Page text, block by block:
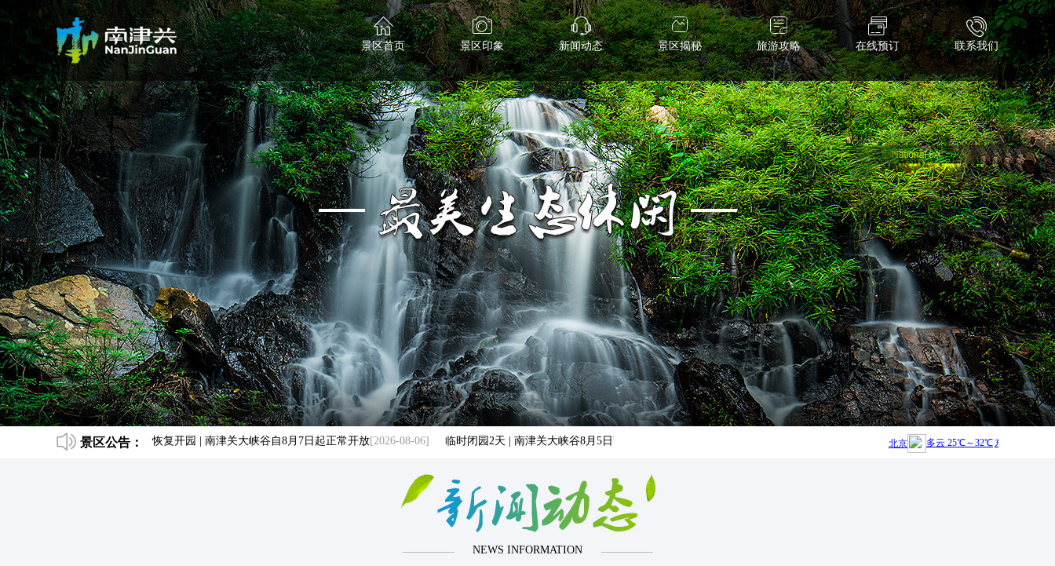
景区首页 景区印象 新闻动态 景区揭秘 旅游攻略 在线预订 联系我们
景区公告：
[2026-08-07] 恢复开园 | 南津关大峡谷自8月7日起正常开放[2026-08-06] 临时闭园2天 | 南津关大峡谷8月5日暂停开放 临时闭园1天 | 南津关大峡谷8月4日暂停开放[2026-08-04] 越野车临时
NEWS INFORMATION